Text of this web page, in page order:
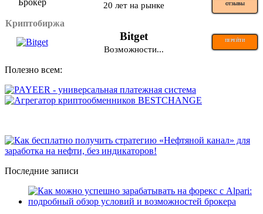
20 лет на рынке ОТЗЫВЫ
Криптобиржа
Bitget ПЕРЕЙТИ
Возможности...
Полезно всем:
Последние записи